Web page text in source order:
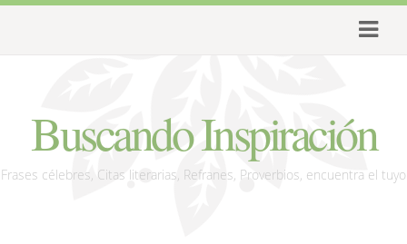
Buscando Inspiración
Frases célebres, Citas literarias, Refranes, Proverbios, encuentra el tuyo